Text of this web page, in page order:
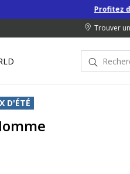
Profitez de 10 % de
Trouver
D'ÉTÉ